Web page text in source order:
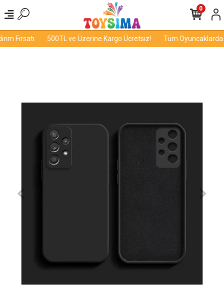
Fırsatı 500TL ve Üzerine Kargo Ücretsiz! Tüm Oyuncaklarda
0